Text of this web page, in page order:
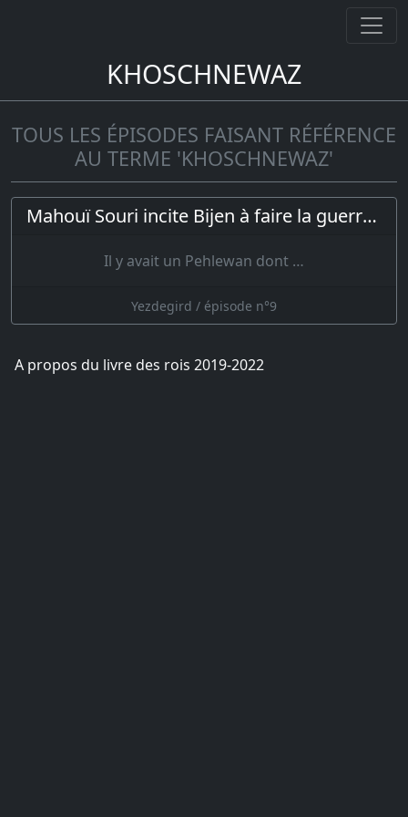
KHOSCHNEWAZ
TOUS LES ÉPISODES FAISANT RÉFÉRENCE
AU TERME 'KHOSCHNEWAZ'
Mahouï Souri incite Bijen à faire la guerre à Yezdegird ; le roi se réfugie dans un moulin
Il y avait un Pehlewan dont …
Yezdegird / épisode n°9
A propos du livre des rois 2019-2022